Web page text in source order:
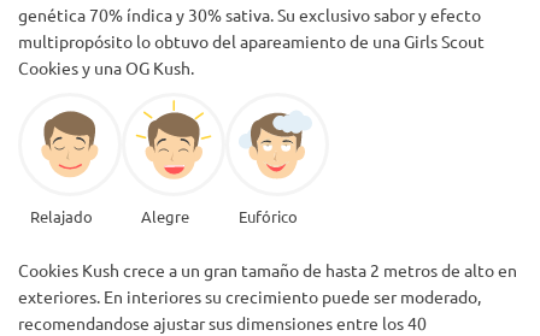
genética 70% índica y 30% sativa. Su exclusivo sabor y efecto
multipropósito lo obtuvo del apareamiento de una Girls Scout
Cookies y una OG Kush.
Relajado Alegre Eufórico
Cookies Kush crece a un gran tamaño de hasta 2 metros de alto en
exteriores. En interiores su crecimiento puede ser moderado,
recomendandose ajustar sus dimensiones entre los 40